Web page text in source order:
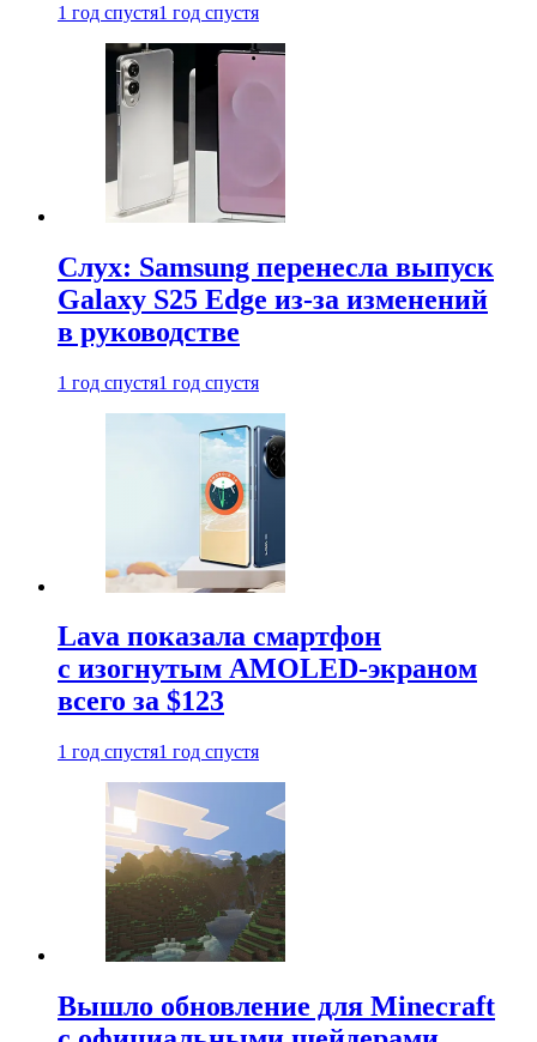
1 год спустя1 год спустя
Слух: Samsung перенесла выпуск
Galaxy S25 Edge из-за изменений
в руководстве
1 год спустя1 год спустя
Lava показала смартфон
с изогнутым AMOLED-экраном
всего за $123
1 год спустя1 год спустя
Вышло обновление для Minecraft